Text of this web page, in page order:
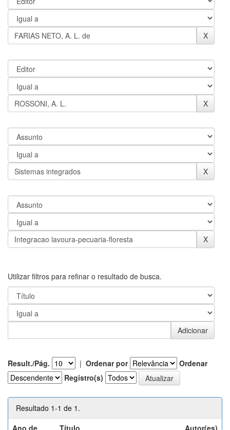
Utilizar filtros para refinar o resultado de busca.
Result./Pág. | Ordenar por
Ordenar
Registro(s)
Resultado 1-1 de 1.
Ano de
Título Autor(es)